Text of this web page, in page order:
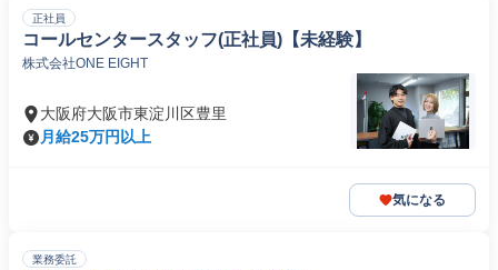
正社員
コールセンタースタッフ(正社員)【未経験】
株式会社ONE EIGHT
大阪府大阪市東淀川区豊里
月給25万円以上
気になる
業務委託